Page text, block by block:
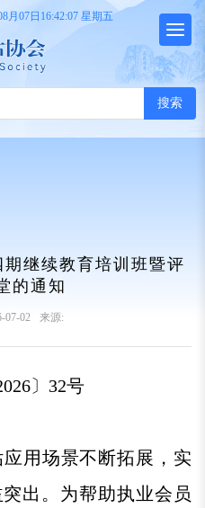
月07日16:42:07 星期五
搜索
继续教育培训班暨评
的通知
07-02 来源:
〕32号
用场景不断拓展，实
出。为帮助执业会员